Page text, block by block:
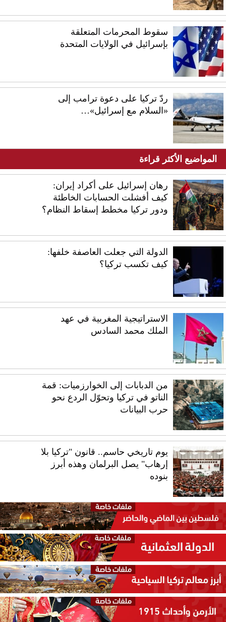
سقوط المحرمات المتعلقة
بإسرائيل في الولايات المتحدة
ردّ تركيا على دعوة ترامب إلى
«السلام مع إسرائيل»…
المواضيع الأكثر قراءة
رهان إسرائيل على أكراد إيران:
كيف أفشلت الحسابات الخاطئة
ودور تركيا مخطط إسقاط النظام؟
الدولة التي جعلت العاصفة خلفها:
كيف تكسب تركيا؟
الاستراتيجية المغربية في عهد
الملك محمد السادس
من الدبابات إلى الخوارزميات: قمة
الناتو في تركيا وتحوّل الردع نحو
حرب البيانات
يوم تاريخي حاسم.. قانون "تركيا بلا
إرهاب" يصل البرلمان وهذه أبرز
بنوده